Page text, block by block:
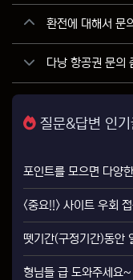
관련자료
환전에 대해서 문
다낭 항공권 문의
질문&답변 인
포인트를 모으면 다양
<중요!!> 사이트 우회
형님들 급 도와주세요~